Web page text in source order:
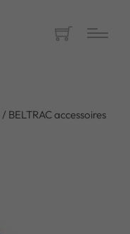
/ BELTRAC accessoires